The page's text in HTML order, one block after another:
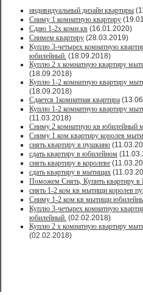
индивидуальный дизайн квартиры
Сниму 1 комнатную квартиру
Сдаю 1-2х комн.кв (16.01.2020)
Снимем квартиру (28.03.2019)
Куплю 3-четырех комнатную
юбилейный. (18.09.2018)
Куплю 2 х комнатную квартиру
(18.09.2018)
Куплю 1-2 комнатную квартиру
(18.09.2018)
Сдается 1комнатная квартира
Куплю 1-2 комнатную квартиру
(11.03.2018)
Сниму 2 комнатную кв юбилейный
Сниму 1 ком квартиру королев
снять квартиру в пушкино
сдать квартиру в юбилейном
снять квартиру в королеве
сдать квартиру в мытищах
Поможем Снять, Купить квартиру в
снять 1-2 ком кв мытищи королев
Сниму 1-2 ком кв мытищи
Куплю 3-четырех комнатную
юбилейный. (02.02.2018)
Куплю 2 х комнатную квартиру
(02.02.2018)